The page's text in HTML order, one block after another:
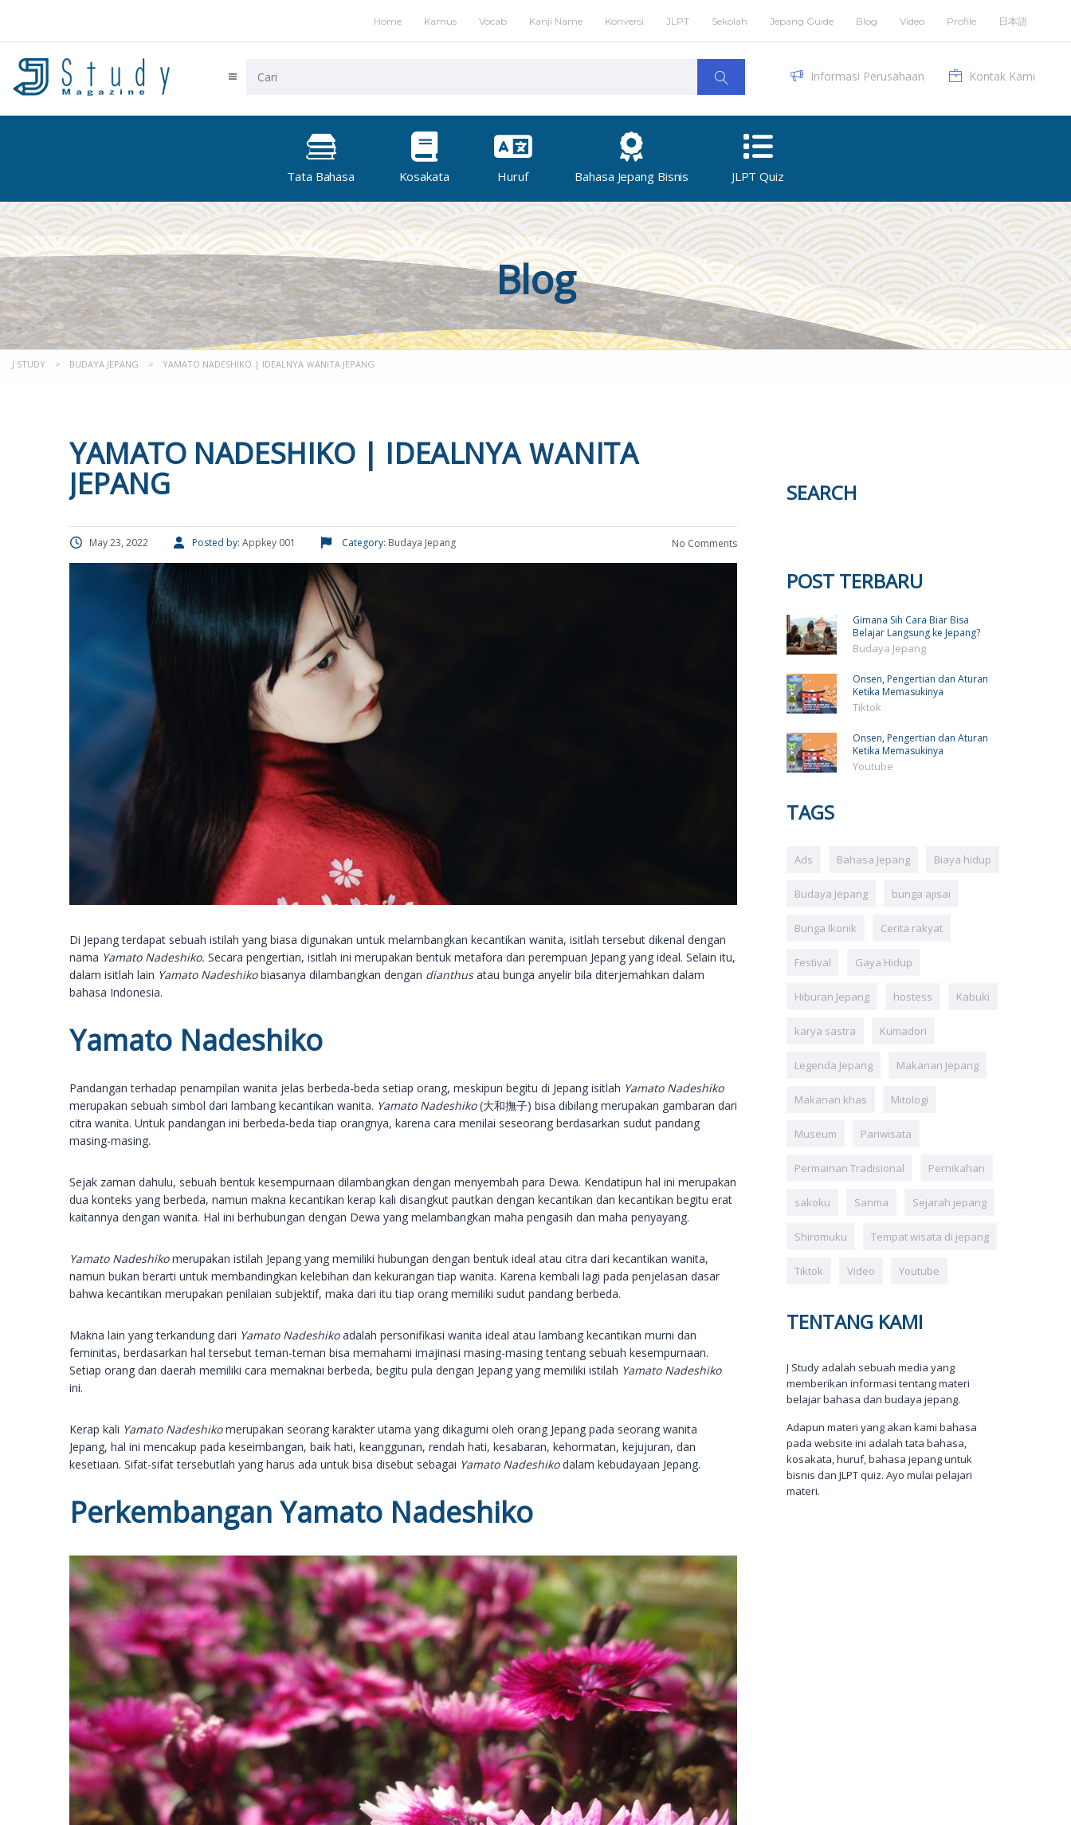
Home Kamus Vocab Kanji Name Konversi JLPT Sekolah Jepang Guide Blog Video Profile 日本語
Informasi Perusahaan Kontak Kami
Tata Bahasa Kosakata Huruf Bahasa Jepang Bisnis JLPT Quiz
Blog
J STUDY > BUDAYA JEPANG > YAMATO NADESHIKO | IDEALNYA ＷANITA JEPANG
YAMATO NADESHIKO | IDEALNYA ＷANITA
JEPANG
May 23, 2022 Posted by: Appkey 001 Category: Budaya Jepang No Comments
Di Jepang terdapat sebuah istilah yang biasa digunakan untuk melambangkan kecantikan wanita, isitlah tersebut dikenal dengan
nama Yamato Nadeshiko. Secara pengertian, isitlah ini merupakan bentuk metafora dari perempuan Jepang yang ideal. Selain itu,
dalam isitlah lain Yamato Nadeshikobiasanya dilambangkan dengan dianthusatau bunga anyelir bila diterjemahkan dalam
bahasa Indonesia.
Yamato Nadeshiko
Pandangan terhadap penampilan wanita jelas berbeda-beda setiap orang, meskipun begitu di Jepang isitlah Yamato Nadeshiko
merupakan sebuah simbol dari lambang kecantikan wanita. Yamato Nadeshiko(大和撫子) bisa dibilang merupakan gambaran dari
citra wanita. Untuk pandangan ini berbeda-beda tiap orangnya, karena cara menilai seseorang berdasarkan sudut pandang
masing-masing.
Sejak zaman dahulu, sebuah bentuk kesempurnaan dilambangkan dengan menyembah para Dewa. Kendatipun hal ini merupakan
dua konteks yang berbeda, namun makna kecantikan kerap kali disangkut pautkan dengan kecantikan dan kecantikan begitu erat
kaitannya dengan wanita. Hal ini berhubungan dengan Dewa yang melambangkan maha pengasih dan maha penyayang.
Yamato Nadeshikomerupakan istilah Jepang yang memiliki hubungan dengan bentuk ideal atau citra dari kecantikan wanita,
namun bukan berarti untuk membandingkan kelebihan dan kekurangan tiap wanita. Karena kembali lagi pada penjelasan dasar
bahwa kecantikan merupakan penilaian subjektif, maka dari itu tiap orang memiliki sudut pandang berbeda.
Makna lain yang terkandung dari Yamato Nadeshikoadalah personifikasi wanita ideal atau lambang kecantikan murni dan
feminitas, berdasarkan hal tersebut teman-teman bisa memahami imajinasi masing-masing tentang sebuah kesempurnaan.
Setiap orang dan daerah memiliki cara memaknai berbeda, begitu pula dengan Jepang yang memiliki istilah Yamato Nadeshiko
ini.
Kerap kali Yamato Nadeshikomerupakan seorang karakter utama yang dikagumi oleh orang Jepang pada seorang wanita
Jepang, hal ini mencakup pada keseimbangan, baik hati, keanggunan, rendah hati, kesabaran, kehormatan, kejujuran, dan
kesetiaan. Sifat-sifat tersebutlah yang harus ada untuk bisa disebut sebagai Yamato Nadeshikodalam kebudayaan Jepang.
Perkembangan Yamato Nadeshiko
SEARCH
POST TERBARU
Gimana Sih Cara Biar Bisa
Belajar Langsung ke Jepang?
Budaya Jepang
Onsen, Pengertian dan Aturan
Ketika Memasukinya
Tiktok
Onsen, Pengertian dan Aturan
Ketika Memasukinya
Youtube
TAGS
Ads Bahasa Jepang Biaya hidup
Budaya Jepang bunga ajisai
Bunga Ikonik Cerita rakyat
Festival Gaya Hidup
Hiburan Jepang hostess Kabuki
karya sastra Kumadori
Legenda Jepang Makanan Jepang
Makanan khas Mitologi
Museum Pariwisata
Permainan Tradisional Pernikahan
sakoku Sanma Sejarah jepang
Shiromuku Tempat wisata di jepang
Tiktok Video Youtube
TENTANG KAMI
J Study adalah sebuah media yang
memberikan informasi tentang materi
belajar bahasa dan budaya jepang.
Adapun materi yang akan kami bahasa
pada website ini adalah tata bahasa,
kosakata, huruf, bahasa jepang untuk
bisnis dan JLPT quiz. Ayo mulai pelajari
materi.